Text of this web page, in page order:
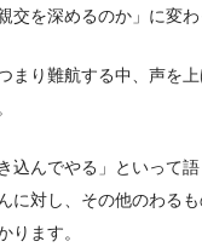
交を深めるのか」に変わ
まり難航する中、声を
込んでやる」といって
に対し、その他のわる
ります。